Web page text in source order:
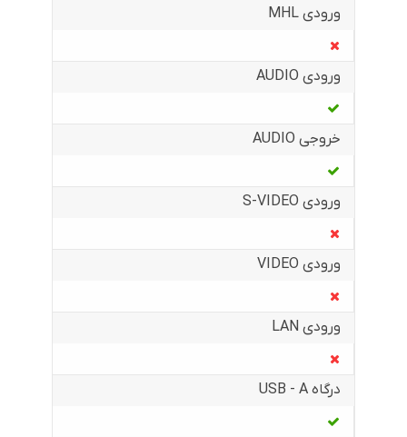
ورودی MHL
ورودی AUDIO
خروجی AUDIO
ورودی S-VIDEO
ورودی VIDEO
ورودی LAN
درگاه USB - A